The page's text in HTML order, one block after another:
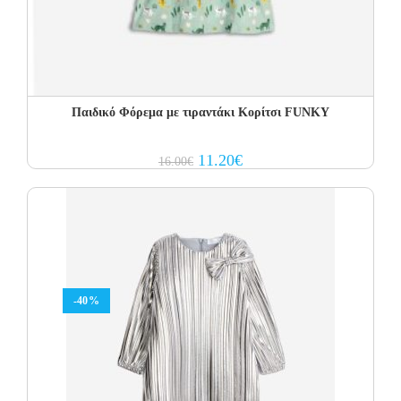
Παιδικό Φόρεμα με τιραντάκι Κορίτσι FUNKY
16.00€ Original
price
11.20€Current
price
-40%